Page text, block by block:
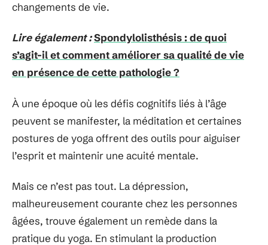
changements de vie.
Lire également :Spondylolisthésis : de quoi
s’agit-il et comment améliorer sa qualité de vie
en présence de cette pathologie ?
À une époque où les défis cognitifs liés à l’âge
peuvent se manifester, la méditation et certaines
postures de yoga offrent des outils pour aiguiser
l’esprit et maintenir une acuité mentale.
Mais ce n’est pas tout. La dépression,
malheureusement courante chez les personnes
âgées, trouve également un remède dans la
pratique du yoga. En stimulant la production